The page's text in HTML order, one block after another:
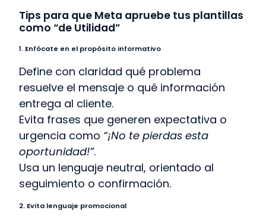
Tips para que Meta apruebe tus plantillas
como “de Utilidad”
1. Enfócate en el propósito informativo
Define con claridad qué problema
resuelve el mensaje o qué información
entrega al cliente.
Evita frases que generen expectativa o
urgencia como “¡No te pierdas esta
oportunidad!”.
Usa un lenguaje neutral, orientado al
seguimiento o confirmación.
2. Evita lenguaje promocional